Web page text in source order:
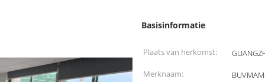
Basisinformatie
Plaats van herkomst:
Merknaam: